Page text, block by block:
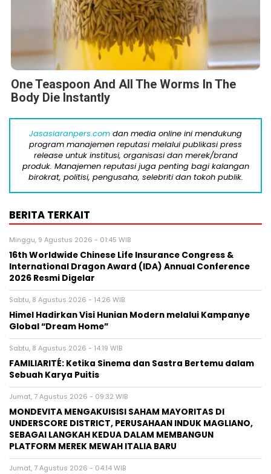
One Teaspoon And All The Worms In The
Body Die Instantly
Jasasiaranpers.com dan media online ini mendukung
program manajemen reputasi melalui publikasi press
release untuk institusi, organisasi dan merek/brand
produk. Manajemen reputasi juga penting bagi kalangan
birokrat, politisi, pengusaha, selebriti dan tokoh publik.
BERITA TERKAIT
Minggu, 9 Agustus 2026 - 01:45 WIB
16th Worldwide Chinese Life Insurance Congress &
International Dragon Award (IDA) Annual Conference
2026 Resmi Digelar
Sabtu, 8 Agustus 2026 - 14:26 WIB
Himel Hadirkan Visi Hunian Modern melalui Kampanye
Global “Dream Home”
Sabtu, 8 Agustus 2026 - 14:19 WIB
FAMILIARITÉ: Ketika Sinema dan Sastra Bertemu dalam
Sebuah Karya Puitis
Jumat, 7 Agustus 2026 - 09:32 WIB
MONDEVITA MENGAKUISISI SAHAM MAYORITAS DI
UNDERSCORE DISTRICT, PERUSAHAAN INDUK MAGLIANO,
SEBAGAI LANGKAH KEDUA DALAM MEMBANGUN
PLATFORM MEREK MEWAH ITALIA BARU
Jumat, 7 Agustus 2026 - 04:14 WIB